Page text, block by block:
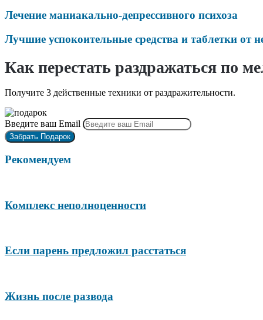
Лечение маниакально-депрессивного психоза
Лучшие успокоительные средства и таблетки от
Как перестать раздражаться по
Получите 3 действенные техники от раздражительности.
Введите ваш Email
Рекомендуем
Комплекс неполноценности
Если парень предложил расстаться
Жизнь после развода